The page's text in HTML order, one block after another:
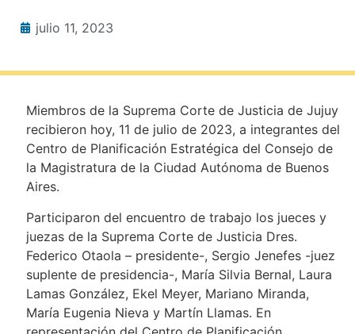
julio 11, 2023
Miembros de la Suprema Corte de Justicia de Jujuy
recibieron hoy, 11 de julio de 2023, a integrantes del
Centro de Planificación Estratégica del Consejo de
la Magistratura de la Ciudad Autónoma de Buenos
Aires.
Participaron del encuentro de trabajo los jueces y
juezas de la Suprema Corte de Justicia Dres.
Federico Otaola – presidente-, Sergio Jenefes -juez
suplente de presidencia-, María Silvia Bernal, Laura
Lamas González, Ekel Meyer, Mariano Miranda,
María Eugenia Nieva y Martín Llamas. En